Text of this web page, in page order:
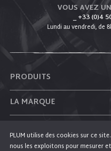
VOUS AVEZ
_ +33 (0)4
Lundi au vendredi, de
PRODUITS
LA MARQUE
PLUM utilise des cookies sur ce
nous les exploitons pour mesurer